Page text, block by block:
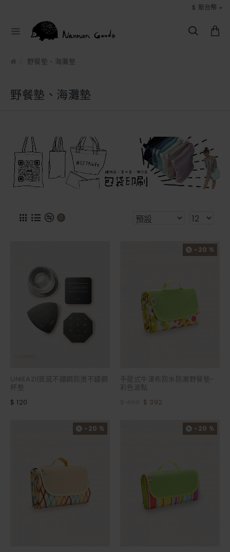
$ 新台幣
野餐墊、海灘墊
野餐墊、海灘墊
0
UNIEAZI|質感不鏽鋼防燙不鏽鋼
杯墊
$ 120
-20 %
手提式牛津布防水防潮野餐墊-
彩色波點
$ 392
-20 % -20 %